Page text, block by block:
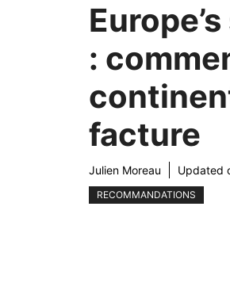
:
facture
Julien Moreau Updated
RECOMMANDATIONS